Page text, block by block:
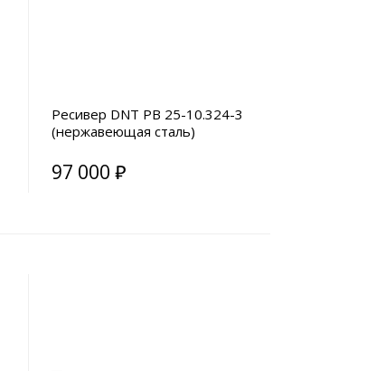
Ресивер DNT РВ 25-10.324-3
(нержавеющая сталь)
97 000 ₽